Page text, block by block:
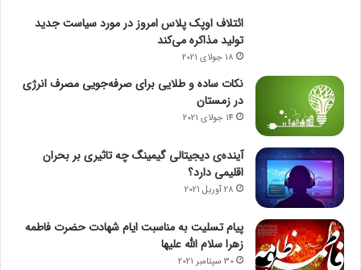
ائتلاف اوپک پلاس امروز در مورد سیاست جدید
تولید مذاکره می‌کند
18 جولای 2021
نکات ساده و طلایی برای صرفه‌جویی مصرف انرژی
در زمستان
14 جولای 2021
آینده‌ی دیجیتالی گیمینگ چه تاثیری بر بحران
اقلیمی دارد؟
28 آوریل 2021
پیام تسلیت به مناسبت ایام شهادت حضرت فاطمه
زهرا سلام الله علیها
30 سپتامبر 2021